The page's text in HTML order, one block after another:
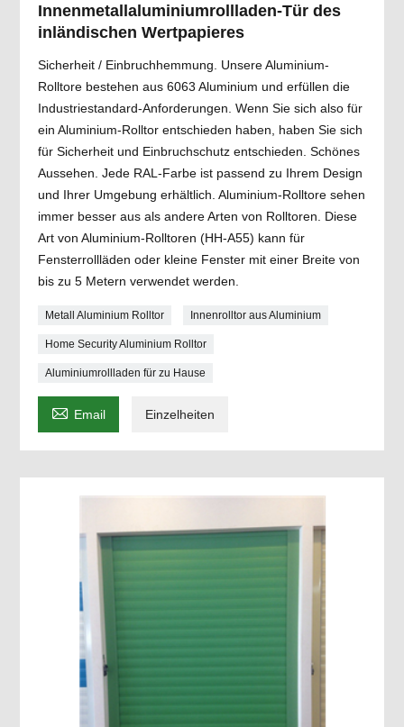
Innenmetallaluminiumrollladen-Tür des
inländischen Wertpapieres
Sicherheit / Einbruchhemmung. Unsere Aluminium-
Rolltore bestehen aus 6063 Aluminium und erfüllen die
Industriestandard-Anforderungen. Wenn Sie sich also für
ein Aluminium-Rolltor entschieden haben, haben Sie sich
für Sicherheit und Einbruchschutz entschieden. Schönes
Aussehen. Jede RAL-Farbe ist passend zu Ihrem Design
und Ihrer Umgebung erhältlich. Aluminium-Rolltore sehen
immer besser aus als andere Arten von Rolltoren. Diese
Art von Aluminium-Rolltoren (HH-A55) kann für
Fensterrollläden oder kleine Fenster mit einer Breite von
bis zu 5 Metern verwendet werden.
Metall Aluminium Rolltor Innenrolltor aus Aluminium
Home Security Aluminium Rolltor
Aluminiumrollladen für zu Hause
 Email Einzelheiten